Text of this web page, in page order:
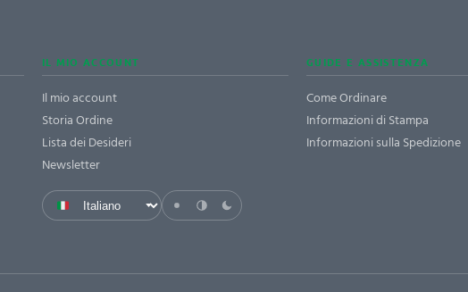
IL MIO ACCOUNT
Il mio account
Storia Ordine
Lista dei Desideri
Newsletter
GUIDE E ASSISTENZA
Come Ordinare
Informazioni di Stampa
Informazioni sulla Spedizione